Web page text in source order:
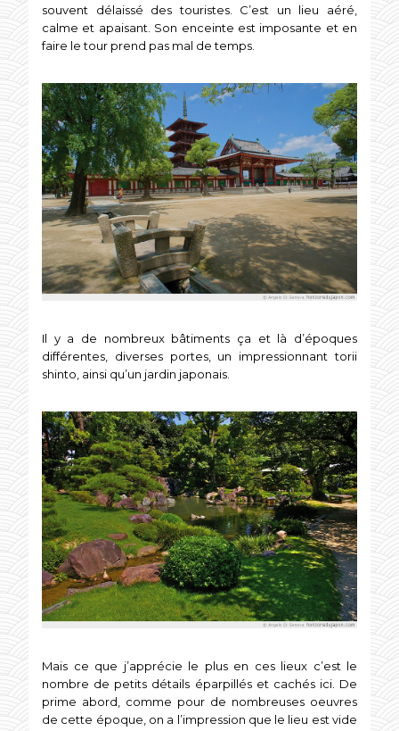
souvent délaissé des touristes. C’est un lieu aéré,
calme et apaisant. Son enceinte est imposante et en
faire le tour prend pas mal de temps.
Il y a de nombreux bâtiments ça et là d’époques
différentes, diverses portes, un impressionnant torii
shinto, ainsi qu’un jardin japonais.
Mais ce que j’apprécie le plus en ces lieux c’est le
nombre de petits détails éparpillés et cachés ici. De
prime abord, comme pour de nombreuses oeuvres
de cette époque, on a l’impression que le lieu est vide